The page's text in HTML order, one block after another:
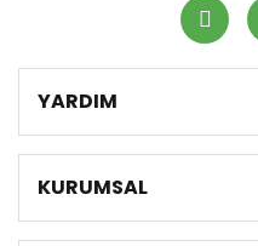
YARDIM
KURUMSAL